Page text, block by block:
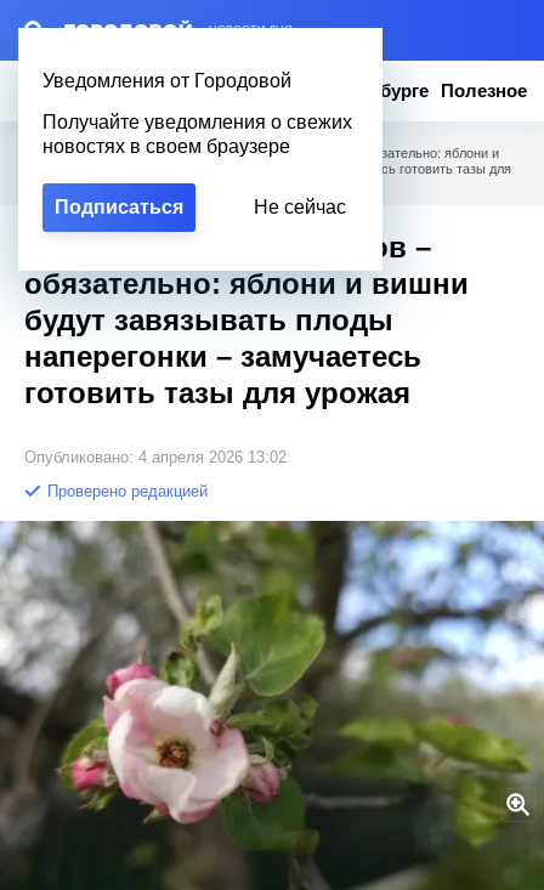
– НОВОСТИ ДНЯ
Уведомления от Городовой
Получайте уведомления о свежих
новостях в своем браузере
Подписаться Не сейчас
Новости Эксклюзив Вопросы о Петербурге Полезное
Городовой Полезное / При наличии пустоцветов – обязательно: яблони и
вишни будут завязывать плоды наперегонки – замучаетесь готовить тазы для
урожая
При наличии пустоцветов –
обязательно: яблони и вишни
будут завязывать плоды
наперегонки – замучаетесь
готовить тазы для урожая
Опубликовано: 4 апреля 2026 13:02
Проверено редакцией
При наличии пустоцветов – обязательно: яблони и вишни будут
завязывать плоды наперегонки – замучаетесь готовить тазы